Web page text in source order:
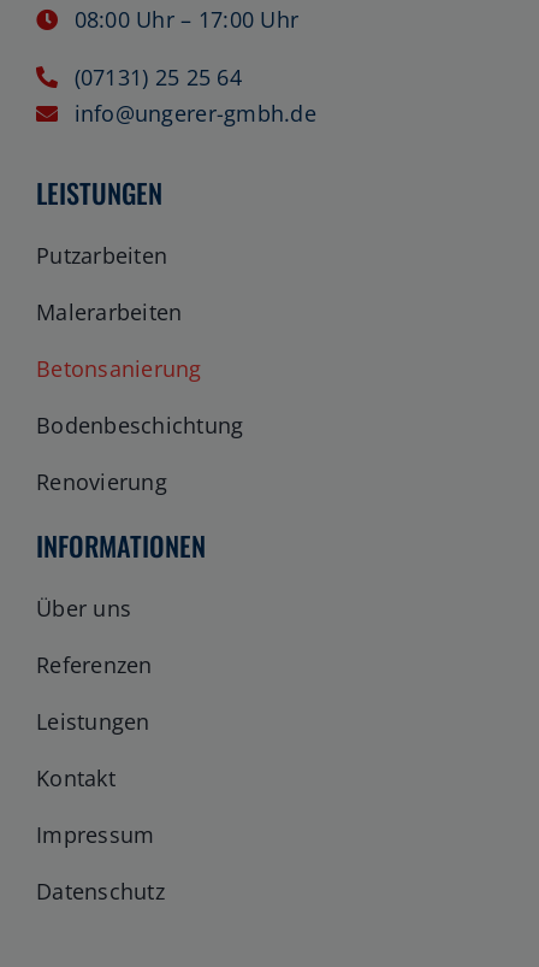
08:00 Uhr – 17:00 Uhr
(07131) 25 25 64
info@ungerer-gmbh.de
LEISTUNGEN
Putzarbeiten
Malerarbeiten
Betonsanierung
Bodenbeschichtung
Renovierung
INFORMATIONEN
Über uns
Referenzen
Leistungen
Kontakt
Impressum
Datenschutz